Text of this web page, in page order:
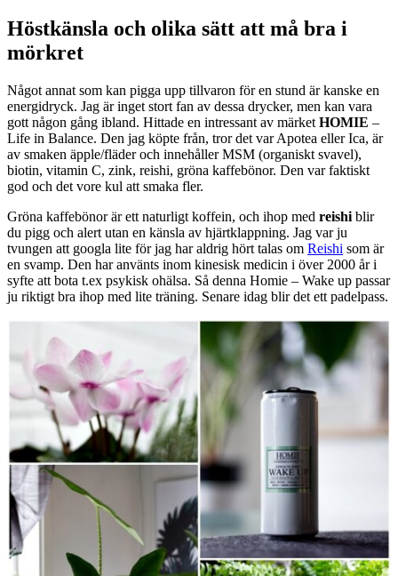
Höstkänsla och olika sätt att må bra i
mörkret
Något annat som kan pigga upp tillvaron för en stund är kanske en
energidryck. Jag är inget stort fan av dessa drycker, men kan vara
gott någon gång ibland. Hittade en intressant av märket HOMIE –
Life in Balance. Den jag köpte från, tror det var Apotea eller Ica, är
av smaken äpple/fläder och innehåller MSM (organiskt svavel),
biotin, vitamin C, zink, reishi, gröna kaffebönor. Den var faktiskt
god och det vore kul att smaka fler.
Gröna kaffebönor är ett naturligt koffein, och ihop med reishi blir
du pigg och alert utan en känsla av hjärtklappning. Jag var ju
tvungen att googla lite för jag har aldrig hört talas om Reishi som är
en svamp. Den har använts inom kinesisk medicin i över 2000 år i
syfte att bota t.ex psykisk ohälsa. Så denna Homie – Wake up passar
ju riktigt bra ihop med lite träning. Senare idag blir det ett padelpass.